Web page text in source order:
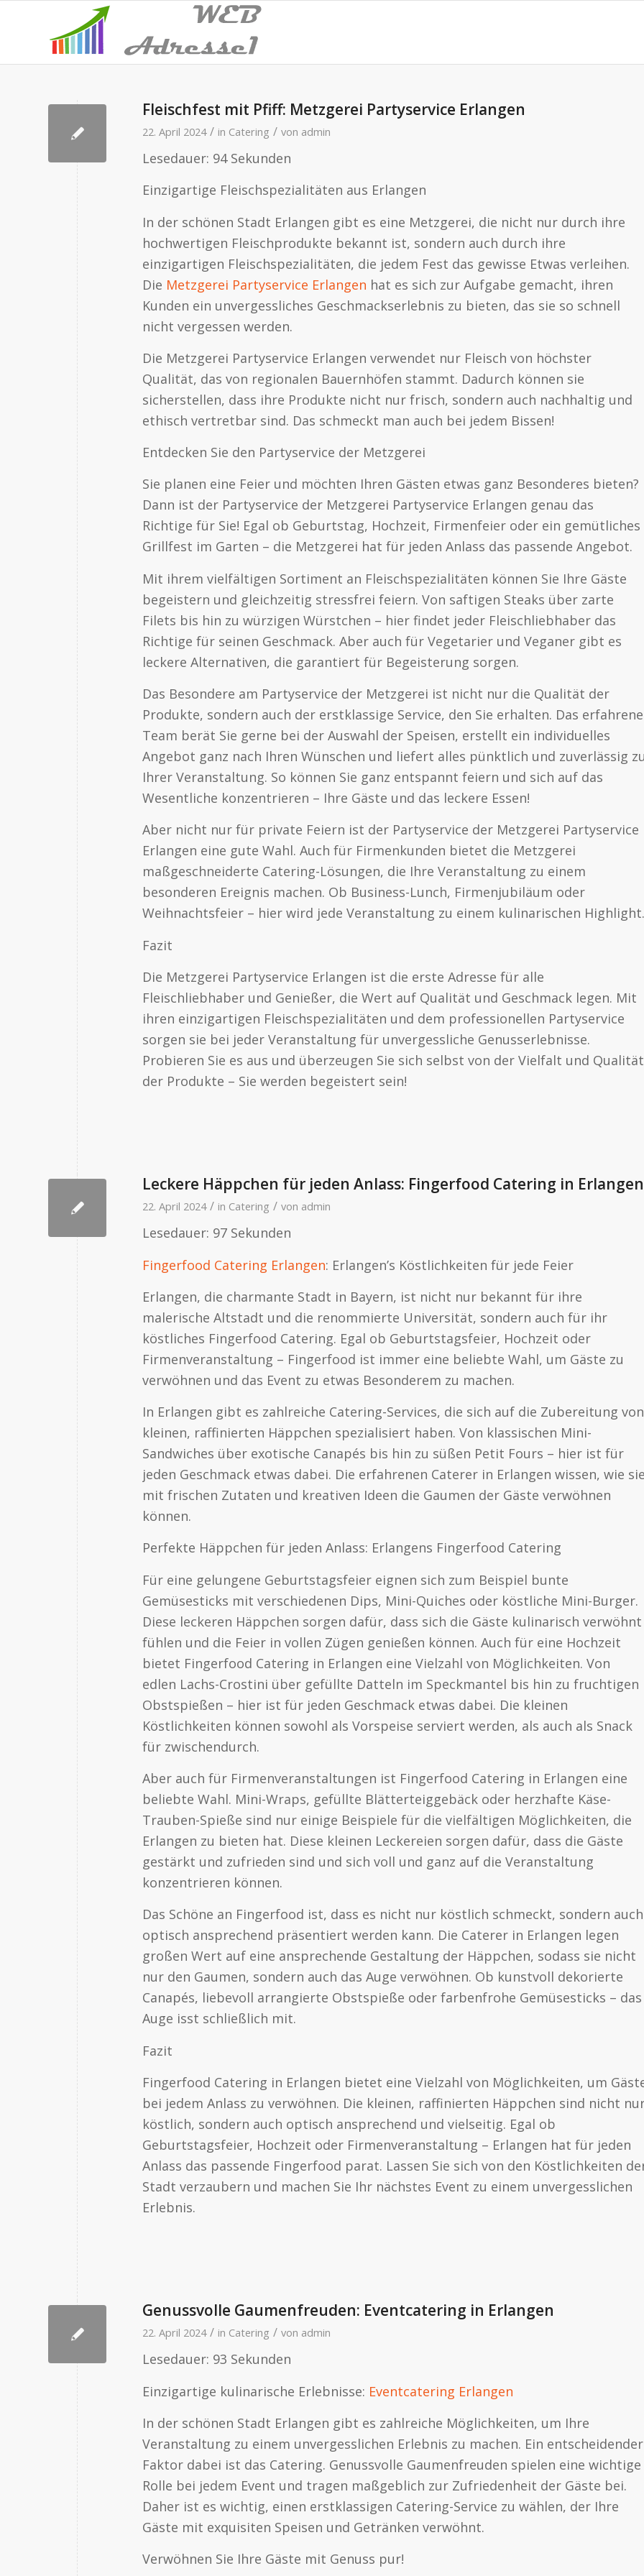
Fleischfest mit Pfiff: Metzgerei Partyservice Erlangen
22. April 2024 / in Catering / von admin
Lesedauer: 94 Sekunden
Einzigartige Fleischspezialitäten aus Erlangen
In der schönen Stadt Erlangen gibt es eine Metzgerei, die nicht nur durch ihre
hochwertigen Fleischprodukte bekannt ist, sondern auch durch ihre
einzigartigen Fleischspezialitäten, die jedem Fest das gewisse Etwas verleihen.
Die Metzgerei Partyservice Erlangen hat es sich zur Aufgabe gemacht, ihren
Kunden ein unvergessliches Geschmackserlebnis zu bieten, das sie so schnell
nicht vergessen werden.
Die Metzgerei Partyservice Erlangen verwendet nur Fleisch von höchster
Qualität, das von regionalen Bauernhöfen stammt. Dadurch können sie
sicherstellen, dass ihre Produkte nicht nur frisch, sondern auch nachhaltig und
ethisch vertretbar sind. Das schmeckt man auch bei jedem Bissen!
Entdecken Sie den Partyservice der Metzgerei
Sie planen eine Feier und möchten Ihren Gästen etwas ganz Besonderes bieten?
Dann ist der Partyservice der Metzgerei Partyservice Erlangen genau das
Richtige für Sie! Egal ob Geburtstag, Hochzeit, Firmenfeier oder ein gemütliches
Grillfest im Garten – die Metzgerei hat für jeden Anlass das passende Angebot.
Mit ihrem vielfältigen Sortiment an Fleischspezialitäten können Sie Ihre Gäste
begeistern und gleichzeitig stressfrei feiern. Von saftigen Steaks über zarte
Filets bis hin zu würzigen Würstchen – hier findet jeder Fleischliebhaber das
Richtige für seinen Geschmack. Aber auch für Vegetarier und Veganer gibt es
leckere Alternativen, die garantiert für Begeisterung sorgen.
Das Besondere am Partyservice der Metzgerei ist nicht nur die Qualität der
Produkte, sondern auch der erstklassige Service, den Sie erhalten. Das erfahrene
Team berät Sie gerne bei der Auswahl der Speisen, erstellt ein individuelles
Angebot ganz nach Ihren Wünschen und liefert alles pünktlich und zuverlässig
Ihrer Veranstaltung. So können Sie ganz entspannt feiern und sich auf das
Wesentliche konzentrieren – Ihre Gäste und das leckere Essen!
Aber nicht nur für private Feiern ist der Partyservice der Metzgerei Partyservice
Erlangen eine gute Wahl. Auch für Firmenkunden bietet die Metzgerei
maßgeschneiderte Catering-Lösungen, die Ihre Veranstaltung zu einem
besonderen Ereignis machen. Ob Business-Lunch, Firmenjubiläum oder
Weihnachtsfeier – hier wird jede Veranstaltung zu einem kulinarischen Highlight.
Fazit
Die Metzgerei Partyservice Erlangen ist die erste Adresse für alle
Fleischliebhaber und Genießer, die Wert auf Qualität und Geschmack legen. Mit
ihren einzigartigen Fleischspezialitäten und dem professionellen Partyservice
sorgen sie bei jeder Veranstaltung für unvergessliche Genusserlebnisse.
Probieren Sie es aus und überzeugen Sie sich selbst von der Vielfalt und Qualität
der Produkte – Sie werden begeistert sein!
Leckere Häppchen für jeden Anlass: Fingerfood Catering in Erlangen
22. April 2024 / in Catering / von admin
Lesedauer: 97 Sekunden
Fingerfood Catering Erlangen: Erlangen’s Köstlichkeiten für jede Feier
Erlangen, die charmante Stadt in Bayern, ist nicht nur bekannt für ihre
malerische Altstadt und die renommierte Universität, sondern auch für ihr
köstliches Fingerfood Catering. Egal ob Geburtstagsfeier, Hochzeit oder
Firmenveranstaltung – Fingerfood ist immer eine beliebte Wahl, um Gäste zu
verwöhnen und das Event zu etwas Besonderem zu machen.
In Erlangen gibt es zahlreiche Catering-Services, die sich auf die Zubereitung von
kleinen, raffinierten Häppchen spezialisiert haben. Von klassischen Mini-
Sandwiches über exotische Canapés bis hin zu süßen Petit Fours – hier ist für
jeden Geschmack etwas dabei. Die erfahrenen Caterer in Erlangen wissen, wie
mit frischen Zutaten und kreativen Ideen die Gaumen der Gäste verwöhnen
können.
Perfekte Häppchen für jeden Anlass: Erlangens Fingerfood Catering
Für eine gelungene Geburtstagsfeier eignen sich zum Beispiel bunte
Gemüsesticks mit verschiedenen Dips, Mini-Quiches oder köstliche Mini-Burger.
Diese leckeren Häppchen sorgen dafür, dass sich die Gäste kulinarisch verwöhnt
fühlen und die Feier in vollen Zügen genießen können. Auch für eine Hochzeit
bietet Fingerfood Catering in Erlangen eine Vielzahl von Möglichkeiten. Von
edlen Lachs-Crostini über gefüllte Datteln im Speckmantel bis hin zu fruchtigen
Obstspießen – hier ist für jeden Geschmack etwas dabei. Die kleinen
Köstlichkeiten können sowohl als Vorspeise serviert werden, als auch als Snack
für zwischendurch.
Aber auch für Firmenveranstaltungen ist Fingerfood Catering in Erlangen eine
beliebte Wahl. Mini-Wraps, gefüllte Blätterteiggebäck oder herzhafte Käse-
Trauben-Spieße sind nur einige Beispiele für die vielfältigen Möglichkeiten, die
Erlangen zu bieten hat. Diese kleinen Leckereien sorgen dafür, dass die Gäste
gestärkt und zufrieden sind und sich voll und ganz auf die Veranstaltung
konzentrieren können.
Das Schöne an Fingerfood ist, dass es nicht nur köstlich schmeckt, sondern auch
optisch ansprechend präsentiert werden kann. Die Caterer in Erlangen legen
großen Wert auf eine ansprechende Gestaltung der Häppchen, sodass sie nicht
nur den Gaumen, sondern auch das Auge verwöhnen. Ob kunstvoll dekorierte
Canapés, liebevoll arrangierte Obstspieße oder farbenfrohe Gemüsesticks – das
Auge isst schließlich mit.
Fazit
Fingerfood Catering in Erlangen bietet eine Vielzahl von Möglichkeiten, um
bei jedem Anlass zu verwöhnen. Die kleinen, raffinierten Häppchen sind nicht
köstlich, sondern auch optisch ansprechend und vielseitig. Egal ob
Geburtstagsfeier, Hochzeit oder Firmenveranstaltung – Erlangen hat für jeden
Anlass das passende Fingerfood parat. Lassen Sie sich von den Köstlichkeiten
Stadt verzaubern und machen Sie Ihr nächstes Event zu einem unvergesslichen
Erlebnis.
Genussvolle Gaumenfreuden: Eventcatering in Erlangen
22. April 2024 / in Catering / von admin
Lesedauer: 93 Sekunden
Einzigartige kulinarische Erlebnisse: Eventcatering Erlangen
In der schönen Stadt Erlangen gibt es zahlreiche Möglichkeiten, um Ihre
Veranstaltung zu einem unvergesslichen Erlebnis zu machen. Ein entscheidender
Faktor dabei ist das Catering. Genussvolle Gaumenfreuden spielen eine wichtige
Rolle bei jedem Event und tragen maßgeblich zur Zufriedenheit der Gäste bei.
Daher ist es wichtig, einen erstklassigen Catering-Service zu wählen, der Ihre
Gäste mit exquisiten Speisen und Getränken verwöhnt.
Verwöhnen Sie Ihre Gäste mit Genuss pur!